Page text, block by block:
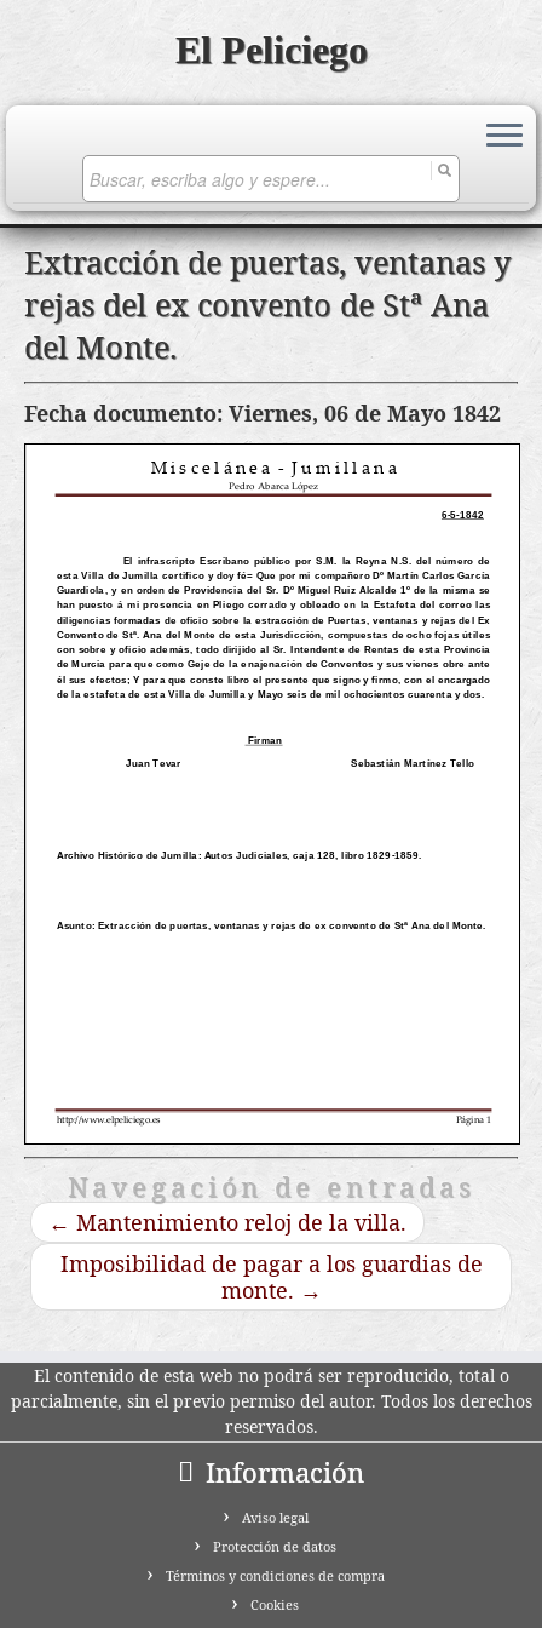
Saltar
contenido
El Peliciego
Extracción de puertas, ventanas y
rejas del ex convento de Stª Ana
del Monte.
Fecha documento: Viernes, 06 de Mayo 1842
Navegación de entradas
← Mantenimiento reloj de la villa.
Imposibilidad de pagar a los guardias de
monte. →
El contenido de esta web no podrá ser reproducido, total o
parcialmente, sin el previo permiso del autor. Todos los derechos
reservados.
Información
Aviso legal
Protección de datos
Términos y condiciones de compra
Cookies